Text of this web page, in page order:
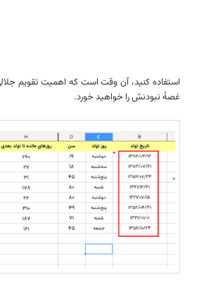
استفاده کنید، آن وقت است که اهمیت تقویم
غصهٔ نبودنش را خواهید خورد.